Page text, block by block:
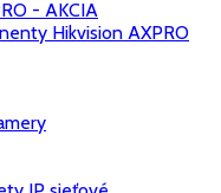
- AKCIA
Hikvision AXPRO